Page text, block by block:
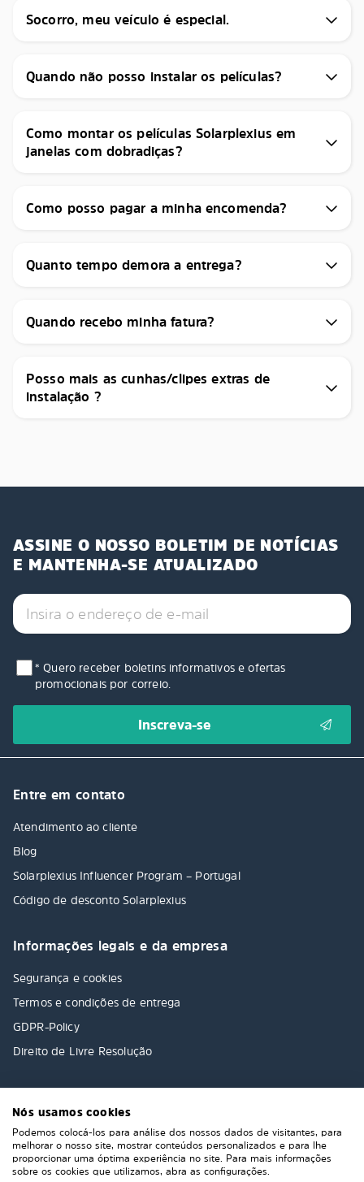
Socorro, meu veículo é especial.
Quando não posso instalar os películas?
Como montar os películas Solarplexius em
janelas com dobradiças?
Como posso pagar a minha encomenda?
Quanto tempo demora a entrega?
Quando recebo minha fatura?
Posso mais as cunhas/clipes extras de
instalação ?
ASSINE O NOSSO BOLETIM DE NOTÍCIAS
E MANTENHA-SE ATUALIZADO
* Quero receber boletins informativos e ofertas
promocionais por correio.
Entre em contato
Atendimento ao cliente
Blog
Solarplexius Influencer Program – Portugal
Código de desconto Solarplexius
Informações legais e da empresa
Segurança e cookies
Termos e condições de entrega
GDPR-Policy
Direito de Livre Resolução
Nós usamos cookies
Podemos colocá-los para análise dos nossos dados de visitantes, para
melhorar o nosso site, mostrar conteúdos personalizados e para lhe
proporcionar uma óptima experiência no site. Para mais informações
sobre os cookies que utilizamos, abra as configurações.